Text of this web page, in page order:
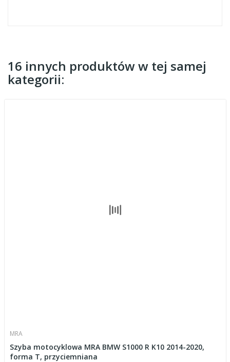
16 innych produktów w tej samej
kategorii:
MRA
Szyba motocyklowa MRA BMW S1000 R K10 2014-2020,
forma T, przyciemniana